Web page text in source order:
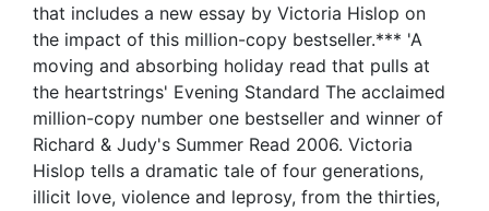
that includes a new essay by Victoria Hislop on
the impact of this million-copy bestseller.*** 'A
moving and absorbing holiday read that pulls at
the heartstrings' Evening Standard The acclaimed
million-copy number one bestseller and winner of
Richard & Judy's Summer Read 2006. Victoria
Hislop tells a dramatic tale of four generations,
illicit love, violence and leprosy, from the thirties,